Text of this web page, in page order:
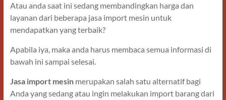
Atau anda saat ini sedang membandingkan harga dan
layanan dari beberapa jasa import mesin untuk
mendapatkan yang terbaik?
Apabila iya, maka anda harus membaca semua informasi di
bawah ini sampai selesai.
Jasa import mesinmerupakan salah satu alternatif bagi
Anda yang sedang atau ingin melakukan import barang dari